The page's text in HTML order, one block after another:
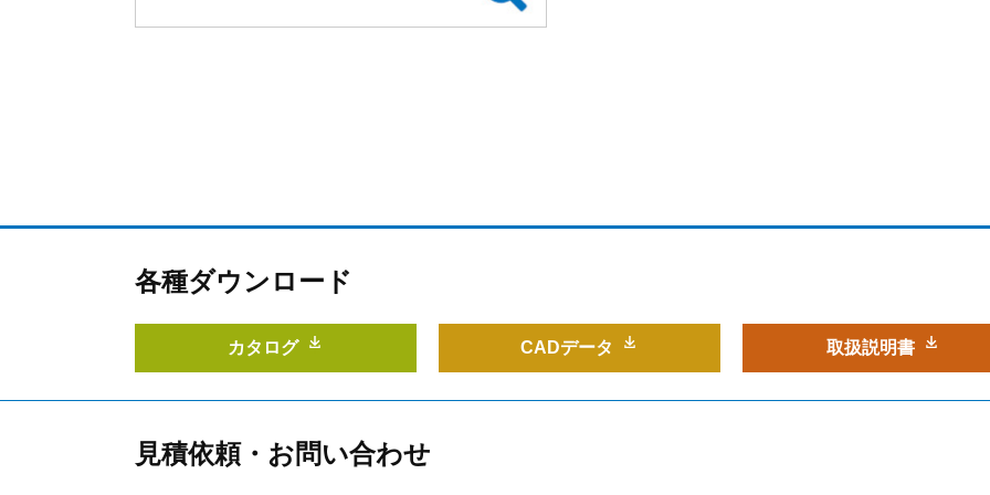
各種ダウンロード
カタログ CADデータ 取扱説明書
見積依頼・お問い合わせ